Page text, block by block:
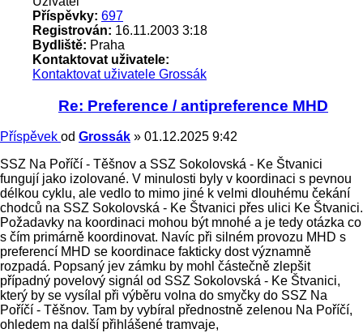
Příspěvky: 697
Registrován: 16.11.2003 3:18
Bydliště: Praha
Kontaktovat uživatele:
Kontaktovat uživatele Grossák
Re: Preference / antipreference MHD
Příspěvek od Grossák » 01.12.2025 9:42
SSZ Na Poříčí - Těšnov a SSZ Sokolovská - Ke Štvanici
fungují jako izolované. V minulosti byly v koordinaci s pevnou
délkou cyklu, ale vedlo to mimo jiné k velmi dlouhému čekání
chodců na SSZ Sokolovská - Ke Štvanici přes ulici Ke Štvanici.
Požadavky na koordinaci mohou být mnohé a je tedy otázka co
s čím primárně koordinovat. Navíc při silném provozu MHD s
preferencí MHD se koordinace fakticky dost významně
rozpadá. Popsaný jev zámku by mohl částečně zlepšit
případný povelový signál od SSZ Sokolovská - Ke Štvanici,
který by se vysílal při výběru volna do smyčky do SSZ Na
Poříčí - Těšnov. Tam by vybíral přednostně zelenou Na Poříčí,
ohledem na další přihlášené tramvaje,